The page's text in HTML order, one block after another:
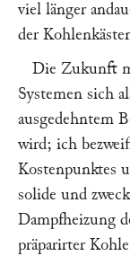
viel länger
der
Die Zukunft
Systemen sich
ausgedehntem
wird; ich
Kostenpunktes
solide und
Dampfheizung
präparirter